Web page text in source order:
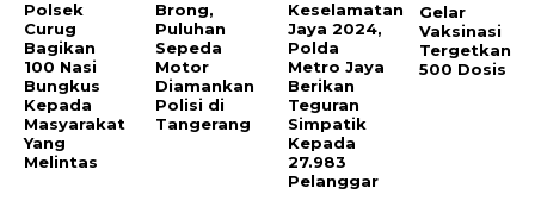
Polsek
Curug
Bagikan
100 Nasi
Bungkus
Kepada
Masyarakat
Yang
Melintas
Brong,
Puluhan
Sepeda
Motor
Diamankan
Polisi di
Tangerang
Keselamatan
Jaya 2024,
Polda
Metro Jaya
Berikan
Teguran
Simpatik
Kepada
27.983
Pelanggar
Gelar
Vaksinasi
Tergetkan
500 Dosis